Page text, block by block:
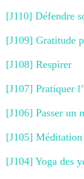
[J110] Défendre
[J109] Gratitude
[J108] Respirer
[J107] Pratiquer
[J106] Passer un
[J105] Méditation
[J104] Yoga des